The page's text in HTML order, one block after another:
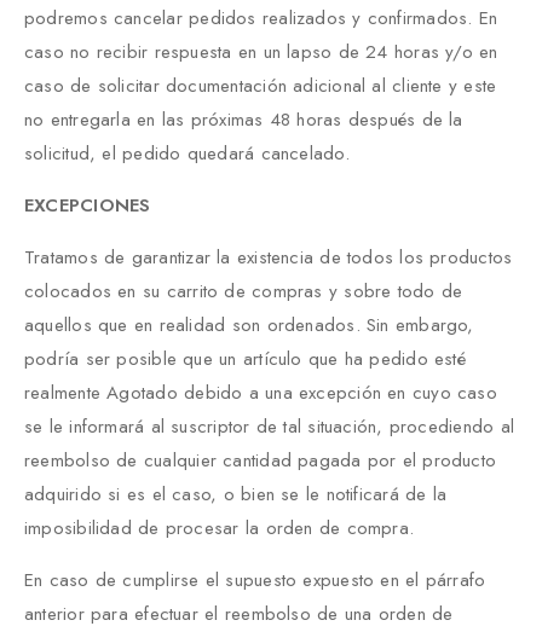
podremos cancelar pedidos realizados y confirmados. En
caso no recibir respuesta en un lapso de 24 horas y/o en
caso de solicitar documentación adicional al cliente y este
no entregarla en las próximas 48 horas después de la
solicitud, el pedido quedará cancelado.
EXCEPCIONES
Tratamos de garantizar la existencia de todos los productos
colocados en su carrito de compras y sobre todo de
aquellos que en realidad son ordenados. Sin embargo,
podría ser posible que un artículo que ha pedido esté
realmente Agotado debido a una excepción en cuyo caso
se le informará al suscriptor de tal situación, procediendo al
reembolso de cualquier cantidad pagada por el producto
adquirido si es el caso, o bien se le notificará de la
imposibilidad de procesar la orden de compra.
En caso de cumplirse el supuesto expuesto en el párrafo
anterior para efectuar el reembolso de una orden de